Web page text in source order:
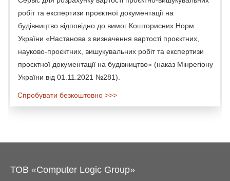
робіт та експертизи проєктної документації на
будівництво відповідно до вимог Кошторисних Норм
України «Настанова з визначення вартості проєктних,
науково-проєктних, вишукувальних робіт та експертизи
проєктної документації на будівництво» (наказ Мінрегіону
України від 01.11.2021 №281).
Спробувати безкоштовно >>>
ТОВ «Computer Logic Group»